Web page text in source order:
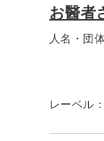
お醫
人名・団
レーベル：